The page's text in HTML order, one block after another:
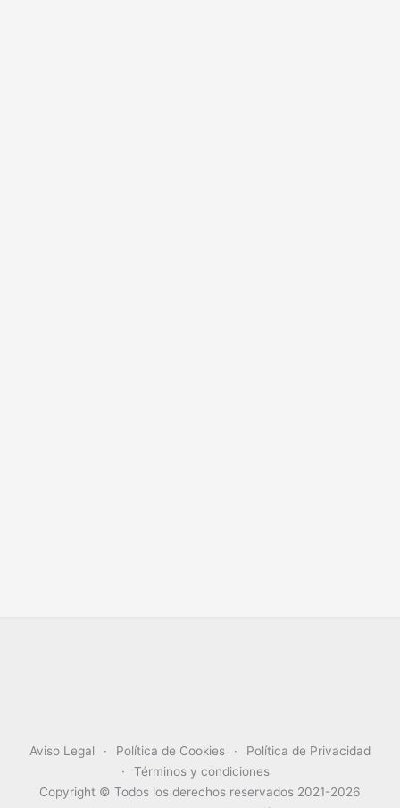
Aviso Legal Política de Cookies
Política de Privacidad
Términos y condiciones
Copyright © Todos los derechos reservados 2021-2026